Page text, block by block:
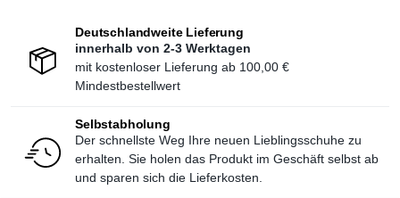
Deutschlandweite Lieferung
innerhalb von 2-3 Werktagen
mit kostenloser Lieferung ab 100,00 €
Mindestbestellwert
Selbstabholung
Der schnellste Weg Ihre neuen Lieblingsschuhe zu
erhalten. Sie holen das Produkt im Geschäft selbst ab
und sparen sich die Lieferkosten.